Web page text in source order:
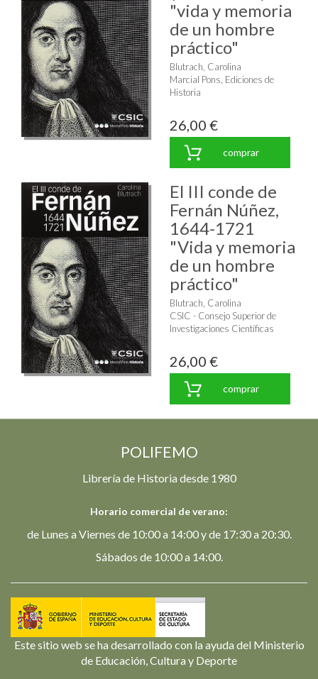
"vida y memoria
de un hombre
práctico"
Blutrach, Carolina
Marcial Pons, Ediciones de
Historia
26,00 €
comprar
El III conde de
Fernán Núñez,
1644-1721
"Vida y memoria
de un hombre
práctico"
Blutrach, Carolina
CSIC - Consejo Superior de
Investigaciones Científicas
26,00 €
comprar
POLIFEMO
Librería de Historia desde 1980
Horario comercial de verano:
de Lunes a Viernes de 10:00 a 14:00 y de 17:30 a 20:30.
Sábados de 10:00 a 14:00.
Este sitio web se ha desarrollado con la ayuda del Ministerio
de Educación, Cultura y Deporte